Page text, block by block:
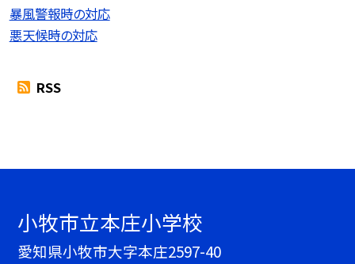
暴風警報時の対応
悪天候時の対応
RSS
小牧市立本庄小学校
愛知県小牧市大字本庄2597-40